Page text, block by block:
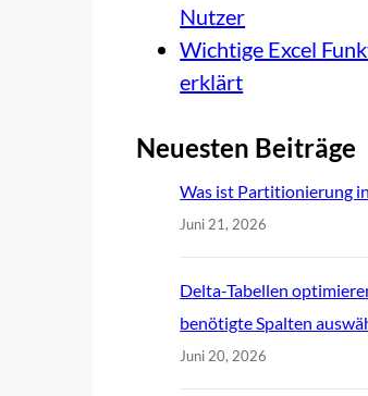
Nutzer
Wichtige Excel
erklärt
Neuesten Beiträge
Was ist Partitionierung
Juni 21, 2026
Delta-Tabellen
benötigte Spalten
Juni 20, 2026